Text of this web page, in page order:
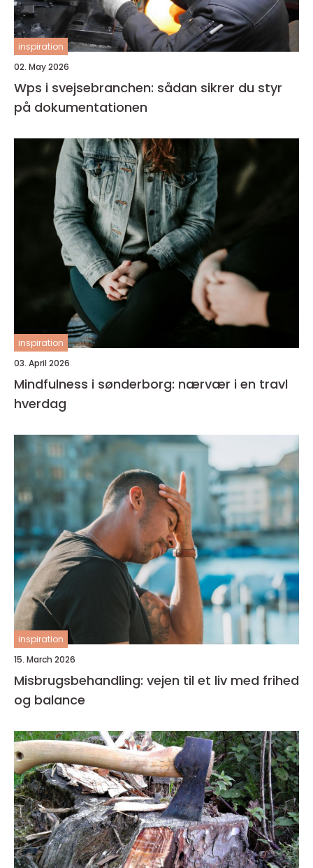
inspiration
02. May 2026
Wps i svejsebranchen: sådan sikrer du styr
på dokumentationen
inspiration
03. April 2026
Mindfulness i sønderborg: nærvær i en travl
hverdag
inspiration
15. March 2026
Misbrugsbehandling: vejen til et liv med frihed
og balance